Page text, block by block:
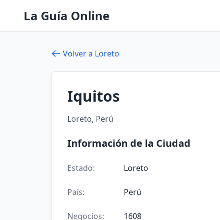
La Guía Online
Volver a Loreto
Iquitos
Loreto, Perú
Información de la Ciudad
Estado: Loreto
País: Perú
Negocios: 1608